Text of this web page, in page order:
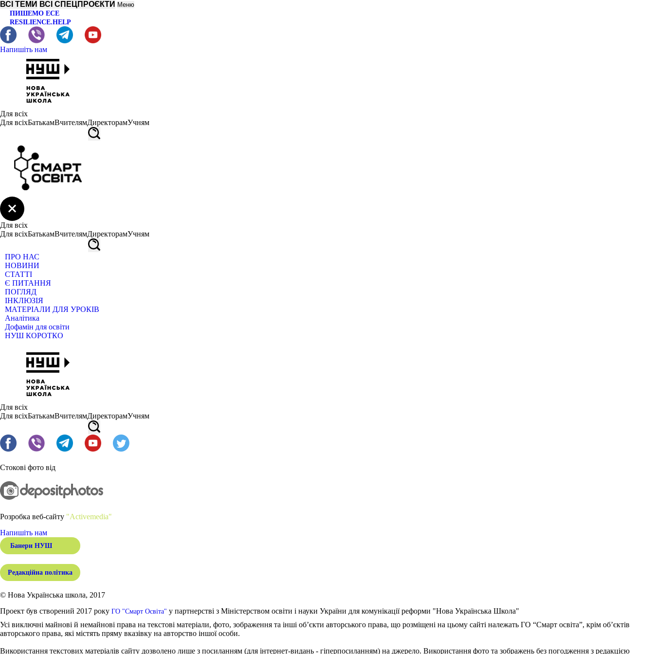
ВСІ ТЕМИ ВСІ СПЕЦПРОЄКТИ Меню
ПИШЕМО ЕСЕ
RESILIENCE.HELP
Напишіть нам
Для всіх
Для всіхБатькамВчителямДиректорамУчням
Для всіх
Для всіхБатькамВчителямДиректорамУчням
ПРО НАС
НОВИНИ
СТАТТІ
Є ПИТАННЯ
ПОГЛЯД
ІНКЛЮЗІЯ
МАТЕРІАЛИ ДЛЯ УРОКІВ
Аналітика
Дофамін для освіти
НУШ КОРОТКО
Для всіх
Для всіхБатькамВчителямДиректорамУчням
Стокові фото від
Розробка веб-сайту "Activemedia"
Напишіть нам
Банери НУШ
Редакційна політика
© Нова Українська школа, 2017
Проект був створений 2017 року ГО "Смарт Освіта" у партнерстві з Міністерством освіти і науки України для комунікації реформи "Нова Українська Школа"
Усі виключні майнові й немайнові права на текстові матеріали, фото, зображення та інші об’єкти авторського права, що розміщені на цьому сайті належать ГО “Смарт освіта”, крім об’єктів
авторського права, які містять пряму вказівку на авторство іншої особи.
Використання текстових матеріалів сайту дозволено лише з посиланням (для інтернет-видань - гіперпосиланням) на джерело. Використання фото та зображень без погодження з редакцією